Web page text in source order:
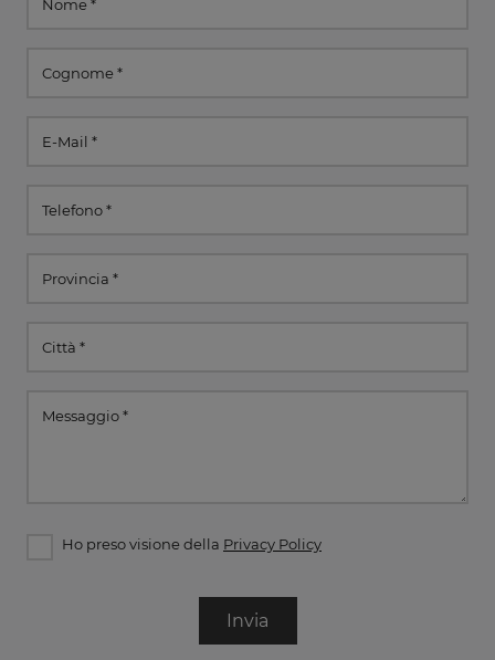
Ho preso visione della Privacy Policy
Invia